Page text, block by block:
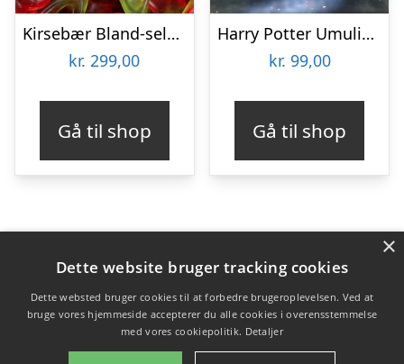
Kirsebær Bland-selv slik i kasser 2,4 kg
kr. 299,00
Gå til shop
Harry Potter Umulig Puslespil
kr. 99,00
Gå til shop
Varekategorier
Produkter
×
Dette website bruger tracking cookies
Dette websted bruger cookies til at forbedre brugeroplevelsen. Ved at
bruge vores hjemmeside accepterer du alle cookies i overensstemmelse
med vores cookiepolitik. Detaljer